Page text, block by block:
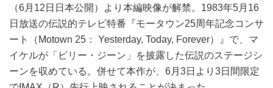
（6月12日日本公開）より本編映像が解禁。1983年5月16
日放送の伝説的テレビ特番『モータウン25周年記念コンサ
ート（Motown 25： Yesterday, Today, Forever）』で、マ
イケルが「ビリー・ジーン」を披露した伝説のステージシ
ーンを収めている。併せて本作が、6月3日より3日間限定